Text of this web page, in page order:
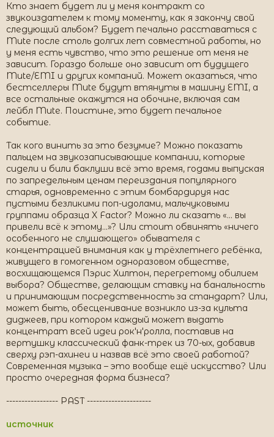
Кто знает будет ли у меня контракт со
звукоиздателем к тому моменту, как я закончу свой
следующий альбом? Будет печально расставаться с
Mute после столь долгих лет совместной работы, но
у меня есть чувство, что это решение от меня не
зависит. Гораздо больше оно зависит от будущего
Mute/EMI и других компаний. Может оказаться, что
бестселлеры Mute будут втянуты в машину EMI, а
все остальные окажутся на обочине, включая сам
лейбл Mute. Поистине, это будет печальное
событие.
Так кого винить за это безумие? Можно показать
пальцем на звукозаписывающие компании, которые
сидели и били баклуши всё это время, годами выпуская
по запредельным ценам переиздания популярного
старья, одновременно с этим бомбардируя нас
пустыми безликими поп-идолами, мальчуковыми
группами образца X Factor? Можно ли сказать «... вы
привели всё к этому...»? Или стоит обвинять «ничего
особенного не слушающего» обывателя с
концентрацией внимания как у трёхлетнего ребёнка,
живущего в гомогенном одноразовом обществе,
восхищающемся Пэрис Хилтон, перегретому обилием
выбора? Обществе, делающим ставку на банальность
и принимающим посредственность за стандарт? Или,
может быть, обесценивание возникло из-за культа
диджеев, при котором каждый может выдать
концентрат всей идеи рок'н'ролла, поставив на
вертушку классический фанк-трек из 70-ых, добавив
сверху рэп-ахинеи и назвав всё это своей работой?
Современная музыка – это вообще ещё искусство? Или
просто очередная форма бизнеса?
----------------- PAST ---------------------
источник